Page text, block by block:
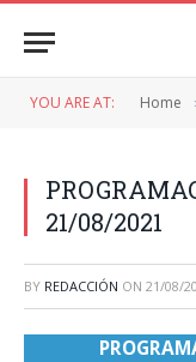
YOU ARE AT: Home
21/08/2021
BY REDACCIÓN ON 21/08/